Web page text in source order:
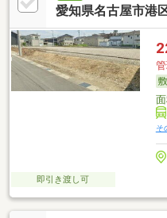
愛知県名古屋市港
そ
即引き渡し可